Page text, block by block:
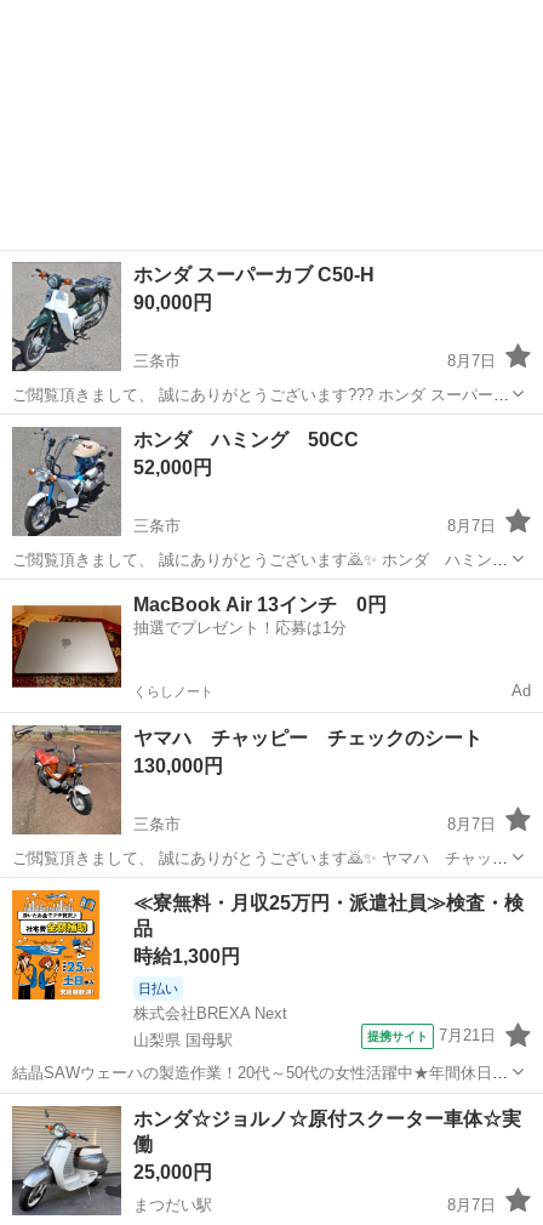
ホンダ スーパーカブ C50-H
90,000円
三条市
8月7日
ご閲覧頂きまして、 誠にありがとうございます??? ホンダ スーパーカ
ブを出品致します。 状態：キックでのエンジン始動を確認致しまし
た。 商品内容は、添付画像が全てであり、 現状引き渡しとなります。
新潟 三条市 ホンダ 実店舗
ホンダ ハミング 50CC
52,000円
三条市
8月7日
ご閲覧頂きまして、 誠にありがとうございます🙇✨ ホンダ ハミング
を出品致します。 状態：キックでのエンジン始動確認を致しました
が、電装系が完全に不動となります。 修理可能な方、または部品取り
としてお考えの方...
MacBook Air 13インチ 0円
抽選でプレゼント！応募は1分
くらしノート Ad
ヤマハ チャッピー チェックのシート
130,000円
三条市
8月7日
ご閲覧頂きまして、 誠にありがとうございます🙇✨ ヤマハ チャッピ
ーを出品致します。 状態：キックでのエンジン始動確認致しました。
ウインカーが点滅しません。 バッテリーの交換が必要となります。 商
品内容は、添付画像が...
新潟 三条市 ヤマハ
≪寮無料・月収25万円・派遣社員≫検査・検
品
時給1,300円
日払い
株式会社BREXA Next
山梨県 国母駅
提携サイト 7月21日
結晶SAWウェーハの製造作業！20代～50代の女性活躍中★年間休日
120日＆土日祝休み！クリーンルーム内でのお仕事！日払い制度利用可
◎正社員登用制度あり！マイカー通勤可！《山梨県中巨摩郡昭和町》
人気の工場のお仕事 ◇結晶...
山梨 国母駅 その他
ホンダ☆ジョルノ☆原付スクーター車体☆実
働
25,000円
まつだい駅
8月7日